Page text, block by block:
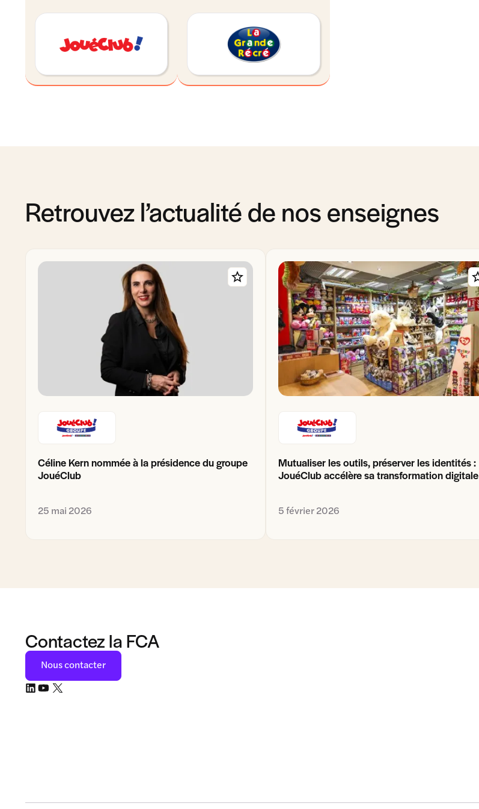
Retrouvez l’actualité de nos enseignes
Céline Kern nommée à la présidence du groupe
JouéClub
25 mai 2026
Mutualiser les outils, préserver les identités :
JouéClub accélère sa transformation digitale
5 février 2026
Contactez la FCA
Nous contacter